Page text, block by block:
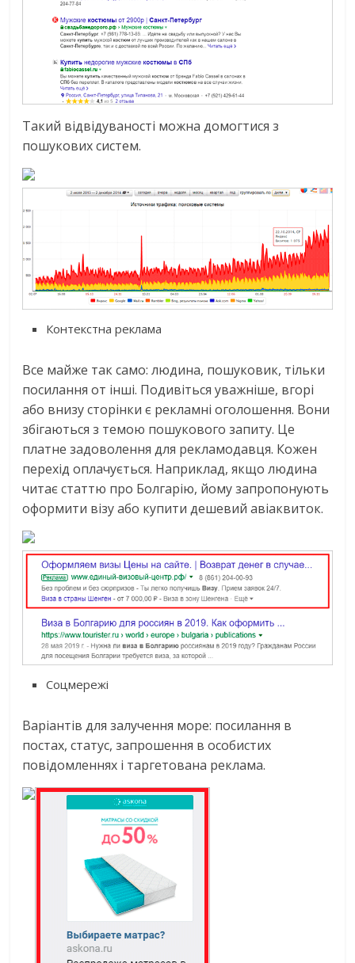
Такий відвідуваності можна домогтися з
пошукових систем.
Контекстна реклама
Все майже так само: людина, пошуковик, тільки
посилання от інші. Подивіться уважніше, вгорі
або внизу сторінки є рекламні оголошення. Вони
збігаються з темою пошукового запиту. Це
платне задоволення для рекламодавця. Кожен
перехід оплачується. Наприклад, якщо людина
читає статтю про Болгарію, йому запропонують
оформити візу або купити дешевий авіаквиток.
Соцмережі
Варіантів для залучення море: посилання в
постах, статус, запрошення в особистих
повідомленнях і таргетована реклама.